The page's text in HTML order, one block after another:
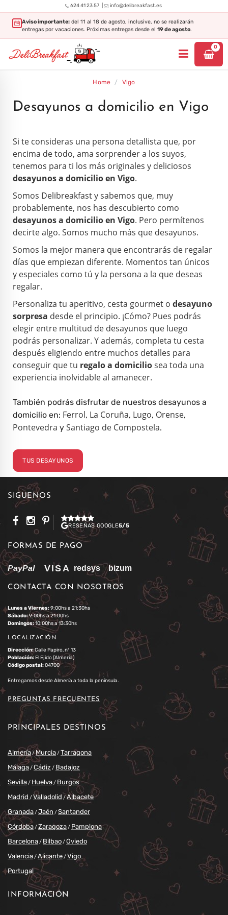
624 41 23 57 info@delibreakfast.es
Aviso importante: del 11 al 18 de agosto, inclusive, no se realizarán
entregas por vacaciones. Próximas entregas desde el 19 de agosto.
0
Home / Vigo
Desayunos a domicilio en Vigo
Si te consideras una persona detallista que, por
encima de todo, ama sorprender a los suyos,
tenemos para ti los más originales y deliciosos
desayunos a domicilio en Vigo.
Somos Delibreakfast y sabemos que, muy
probablemente, nos has descubierto como
desayunos a domicilio en Vigo. Pero permítenos
decirte algo. Somos mucho más que desayunos.
Somos la mejor manera que encontrarás de regalar
días que empiezan diferente. Momentos tan únicos
y especiales como tú y la persona a la que deseas
regalar.
Personaliza tu aperitivo, cesta gourmet o desayuno
sorpresa desde el principio. ¡Cómo? Pues podrás
elegir entre multitud de desayunos que luego
podrás personalizar. Y además, completa tu cesta
después eligiendo entre muchos detalles para
conseguir que tu regalo a domiciliosea toda una
experiencia inolvidable al amanecer.
También podrás disfrutar de nuestros desayunos a
domicilio en: Ferrol, La Coruña, Lugo, Orense,
Pontevedra y Santiago de Compostela.
TUS DESAYUNOS
SÍGUENOS
RESEÑAS GOOGLE5/5
FORMAS DE PAGO
CONTACTA CON NOSOTROS
Lunes a Viernes:9:00hs a 21:30hs
Sábado:9:00hs a 21:00hs
Domingos:10:00hs a 13:30hs
LOCALIZACIÓN
Dirección:Calle Papiro, nº 13
Población:El Ejido (Almería)
Código postal:04700
Entregamos desde Almería a toda la península.
PREGUNTAS FRECUENTES
PRINCIPALES DESTINOS
Almería/Murcia/Tarragona
Málaga/Cádiz / Badajoz
Sevilla/ Huelva/ Burgos
Madrid /Valladolid /Albacete
Granada/Jaén /Santander
Córdoba/Zaragoza/ Pamplona
Barcelona/ Bilbao/Oviedo
Valencia/Alicante/Vigo
Portugal
INFORMACIÓN